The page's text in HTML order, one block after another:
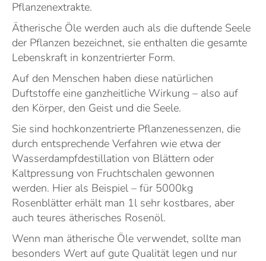
Pflanzenextrakte.
Ätherische Öle werden auch als die duftende Seele
der Pflanzen bezeichnet, sie enthalten die gesamte
Lebenskraft in konzentrierter Form.
Auf den Menschen haben diese natürlichen
Duftstoffe eine ganzheitliche Wirkung – also auf
den Körper, den Geist und die Seele.
Sie sind hochkonzentrierte Pflanzenessenzen, die
durch entsprechende Verfahren wie etwa der
Wasserdampfdestillation von Blättern oder
Kaltpressung von Fruchtschalen gewonnen
werden. Hier als Beispiel – für 5000kg
Rosenblätter erhält man 1l sehr kostbares, aber
auch teures ätherisches Rosenöl.
Wenn man ätherische Öle verwendet, sollte man
besonders Wert auf gute Qualität legen und nur